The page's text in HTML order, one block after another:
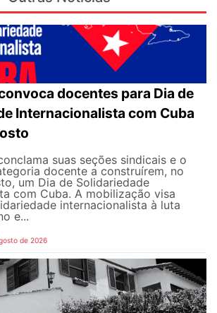
docentes para Dia de
Internacionalista com Cuba
suas seções sindicais e o
docente a construírem, no
um Dia de Solidariedade
com Cuba. A mobilização visa
internacionalista à luta
e...
de 2026